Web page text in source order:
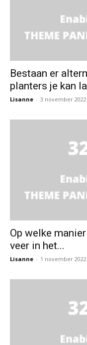
Bestaan er
planters je kan
Lisanne - 3 november 2022
Op welke
veer in het...
Lisanne - 1 november 2022